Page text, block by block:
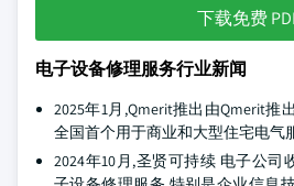
下载免费
电子设备修理服务行业新闻
2025年1月,Qmerit推出由Qmerit推
全国首个用于商业和大型住宅电气
2024年10月,圣贤可持续 电子公司